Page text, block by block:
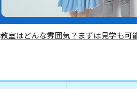
教室はどんな雰囲気？まずは見学も可